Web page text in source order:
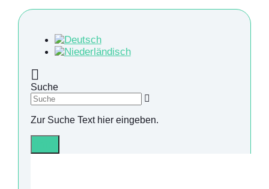
Suche
Zur Suche Text hier eingeben.